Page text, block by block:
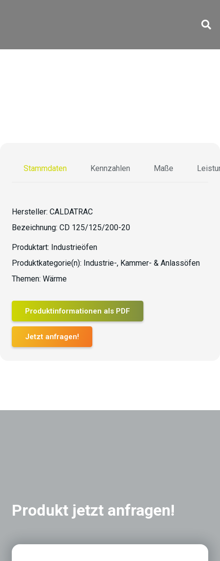
Stammdaten Kennzahlen Maße
Hersteller: CALDATRAC
Bezeichnung: CD 125/125/200-20
Produktart: Industrieöfen
Produktkategorie(n): Industrie-, Kammer- & Anlassöfen
Themen: Wärme
Produktinformationen als PDF
Jetzt anfragen!
Produkt jetzt anfragen!